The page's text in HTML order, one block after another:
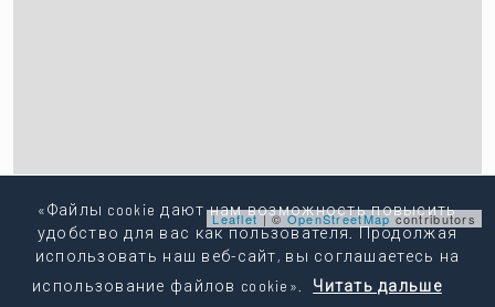
Leaflet| ©OpenStreetMapcontributors
Копировать ссылку
«Файлы cookie дают нам возможность повысить
удобство для вас как пользователя. Продолжая
использовать наш веб-сайт, вы соглашаетесь на
использование файлов cookie».
Читать дальше